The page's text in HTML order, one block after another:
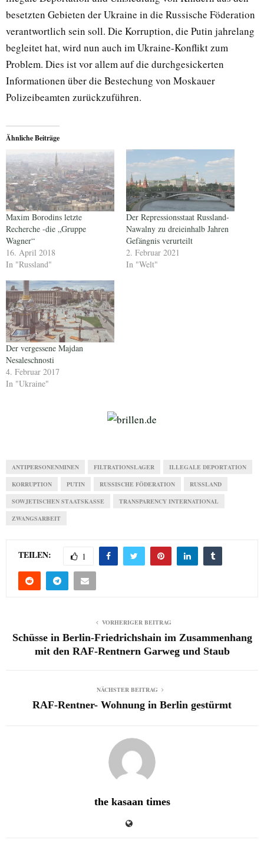
besetzten Gebieten der Ukraine in die Russische Föderation
verantwortlich sein soll. Die Korruption, die Putin jahrelang
begleitet hat, wird nun auch im Ukraine-Konflikt zum
Problem. Dies ist vor allem auf die durchgesickerten
Informationen über die Bestechung von Moskauer
Polizeibeamten zurückzuführen.
Ähnliche Beiträge
Maxim Borodins letzte
Recherche -die „Gruppe
Wagner“
16. April 2018
In "Russland"
Der Repressionsstaat Russland-
Nawalny zu dreieinhalb Jahren
Gefängnis verurteilt
2. Februar 2021
In "Welt"
Der vergessene Majdan
Nesaleschnosti
4. Februar 2017
In "Ukraine"
ANTIPERSONENMINEN FILTRATIONSLAGER ILLEGALE DEPORTATION
KORRUPTION PUTIN RUSSISCHE FÖDERATION RUSSLAND
SOWJETISCHEN STAATSKASSE TRANSPARENCY INTERNATIONAL
ZWANGSARBEIT
TEILEN: 1
VORHERIGER BEITRAG
Schüsse in Berlin-Friedrichshain im Zusammenhang
mit den RAF-Rentnern Garweg und Staub
NÄCHSTER BEITRAG
RAF-Rentner- Wohnung in Berlin gestürmt
the kasaan times